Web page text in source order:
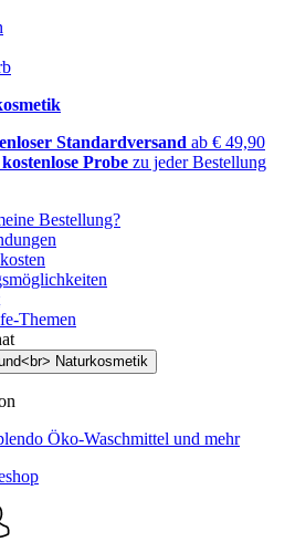
Standardversand ab € 49,90
Probe zu jeder Bestellung
Bestellung?
Themen
Öko-Waschmittel und mehr